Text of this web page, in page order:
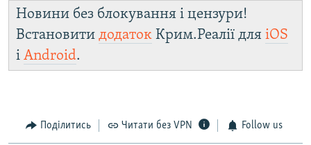
Новини без блокування і цензури!
Встановити додаток Крим.Реалії для iOS
і Android.
Поділитись Читати без VPN Follow us